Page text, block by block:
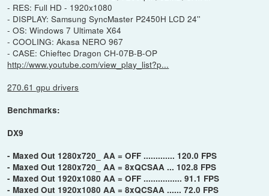
- RES: Full HD - 1920x1080
- DISPLAY: Samsung SyncMaster P2450H LCD 24''
- OS: Windows 7 Ultimate X64
- COOLING: Akasa NERO 967
- CASE: Chieftec Dragon CH-07B-B-OP
http://www.youtube.com/view_play_list?p...
270.61 gpu drivers
Benchmarks:
DX9
- Maxed Out 1280x720_ AA = OFF ............. 120.0 FPS
- Maxed Out 1280x720_ AA = 8xQCSAA ... 102.8 FPS
- Maxed Out 1920x1080 AA = OFF ................ 91.1 FPS
- Maxed Out 1920x1080 AA = 8xQCSAA ...... 72.0 FPS